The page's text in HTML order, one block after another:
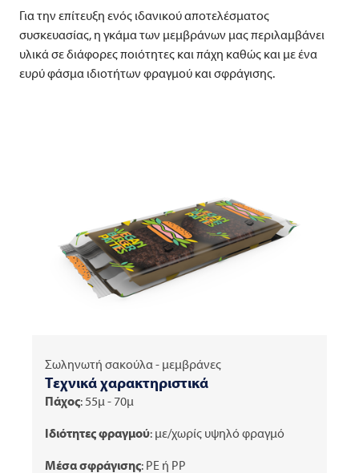
Για την επίτευξη ενός ιδανικού αποτελέσματος
συσκευασίας, η γκάμα των μεμβράνων μας περιλαμβάνει
υλικά σε διάφορες ποιότητες και πάχη καθώς και με ένα
ευρύ φάσμα ιδιοτήτων φραγμού και σφράγισης.
Σωληνωτή σακούλα - μεμβράνες
Τεχνικά χαρακτηριστικά
Πάχος: 55μ - 70μ
Ιδιότητες φραγμού: με/χωρίς υψηλό φραγμό
Μέσα σφράγισης: PE ή PP